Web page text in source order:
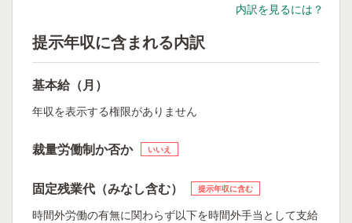
内訳を見るには？
提示年収に含まれる内訳
基本給（月）
年収を表示する権限がありません
裁量労働制か否か いいえ
固定残業代（みなし含む） 提示年収に含む
時間外労働の有無に関わらず以下を時間外手当として支給